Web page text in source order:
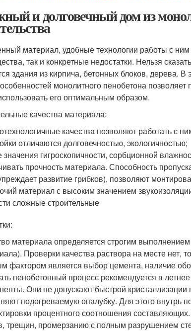
и долговечный дом из
материал, удобные технологии работы с ним
так и конкретные недостатки. Нельзя
здания из кирпича, бетонных блоков, дерева.
монолитного пенобетона
его оптимальным образом.
качества материала:
качества позволяют работать с
отличаются долговечностью, экологичностью;
значения гигроскопичности, сорбционной
прочность материала. Способность
развитие грибков), позволяют
материал с высоким значением
сложные строительные
материала определяется строгим
Проверки качества раствора на месте нет,
фактором является выбор цемента, наличие
пенобетонный процесс рекомендуется в
Они не допускают быстрой
подогреваемую опалубку. Для этого внутрь
процентного соотношения
трещин, промерзанию с полным разрушением